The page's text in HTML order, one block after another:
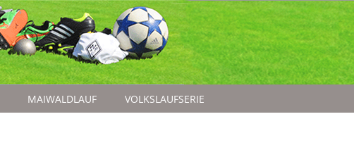
MAIWALDLAUF VOLKSLAUFSERIE